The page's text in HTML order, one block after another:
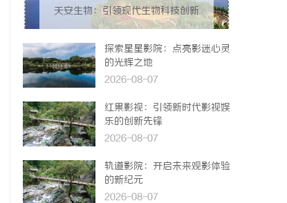
天安生物：引领现代生物科技创新
发展的先锋企业
探索星星影院：点亮影迷心灵
的光辉之地
2026-08-07
红果影视：引领新时代影视娱
乐的创新先锋
2026-08-07
轨道影院：开启未来观影体验
的新纪元
2026-08-07